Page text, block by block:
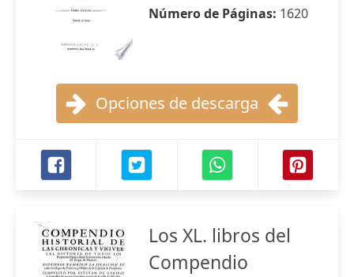
Número de Páginas: 1620
Opciones de descarga
Los XL. libros del
Compendio